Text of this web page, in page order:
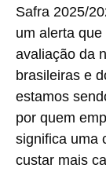
Safra 2025/
um alerta
avaliação da
brasileiras e
estamos
por quem
significa uma
custar mais